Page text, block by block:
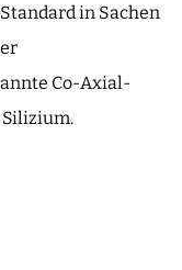
in Sachen
Co-Axial-